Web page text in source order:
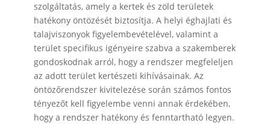
szolgáltatás, amely a kertek és zöld területek
hatékony öntözését biztosítja. A helyi éghajlati és
talajviszonyok figyelembevételével, valamint a
terület specifikus igényeire szabva a szakemberek
gondoskodnak arról, hogy a rendszer megfeleljen
az adott terület kertészeti kihívásainak. Az
öntözőrendszer kivitelezése során számos fontos
tényezőt kell figyelembe venni annak érdekében,
hogy a rendszer hatékony és fenntartható legyen.